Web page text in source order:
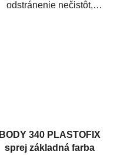
odstránenie nečistôt,
BODY 340 PLASTOFIX
sprej základná farba